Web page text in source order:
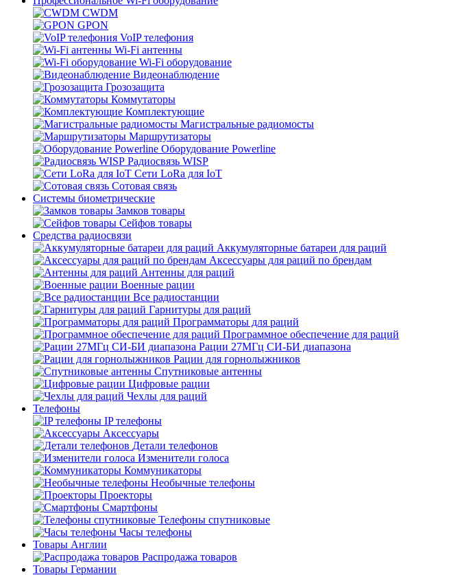
CWDM
GPON
VoIP телефония
Wi-Fi антенны
Wi-Fi оборудование
Видеонаблюдение
Грозозащита
Коммутаторы
Комплектующие
Магистральные радиомосты
Маршрутизаторы
Оборудование Powerline
Радиосвязь WISP
Сети LoRa для IoT
Сотовая связь
Системы биометрические
Замков товары
Сейфов товары
Средства радиосвязи
Аккумуляторные батареи для раций
Аксессуары для раций по брендам
Антенны для раций
Военные рации
Все радиостанции
Гарнитуры для раций
Программаторы для раций
Программное обеспечение для раций
Рации 27МГц СИ-БИ диапазона
Рации для горнолыжников
Спутниковые антенны
Цифровые рации
Чехлы для раций
Телефоны
IP телефоны
Аксессуары
Детали телефонов
Изменители голоса
Коммуникаторы
Необычные телефоны
Проекторы
Смартфоны
Телефоны спутниковые
Часы телефоны
Товары Англии
Распродажа товаров
Товары Германии